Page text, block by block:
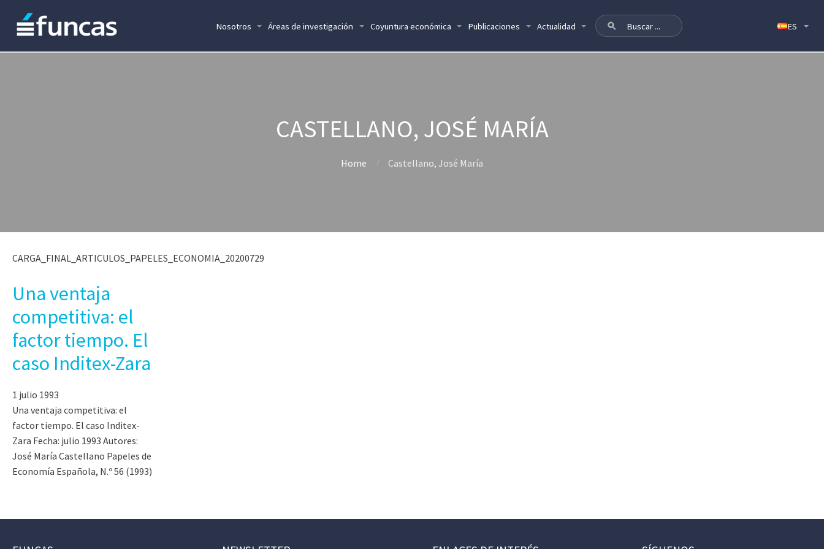
Nosotros Áreas de investigación Coyuntura económica Publicaciones Actualidad
CASTELLANO, JOSÉ MARÍA
Home Castellano, José María
CARGA_FINAL_ARTICULOS_PAPELES_ECONOMIA_20200729
Una ventaja
competitiva: el
factor tiempo. El
caso Inditex-Zara
1 julio 1993
Una ventaja competitiva: el
factor tiempo. El caso Inditex-
Zara Fecha: julio 1993 Autores:
José María Castellano Papeles de
Economía Española, N.º 56 (1993)